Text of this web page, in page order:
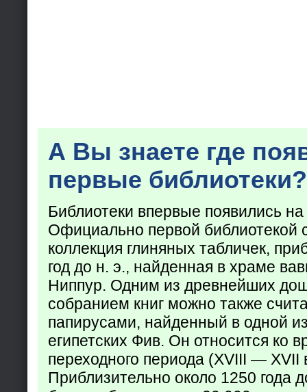
А Вы знаете где
первые библиотеки?
Библиотеки впервые появились
Официально первой библиотекой
коллекция глиняных табличек,
год до н. э., найденная в храме
Ниппур. Одним из древнейших
собранием книг можно также
папирусами, найденный в одной
египетских Фив. Он относится ко
переходного периода (XVIII — XVII
Приблизительно около 1250 года